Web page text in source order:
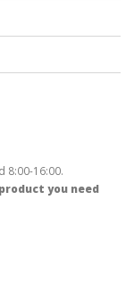
8:00-16:00.
you need